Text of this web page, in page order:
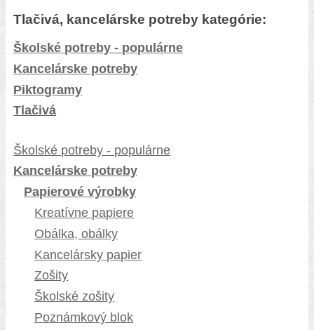
Tlačivá, kancelárske potreby kategórie:
Školské potreby - populárne
Kancelárske potreby
Piktogramy
Tlačivá
Školské potreby - populárne
Kancelárske potreby
Papierové výrobky
Kreatívne papiere
Obálka, obálky
Kancelársky papier
Zošity
Školské zošity
Poznámkový blok